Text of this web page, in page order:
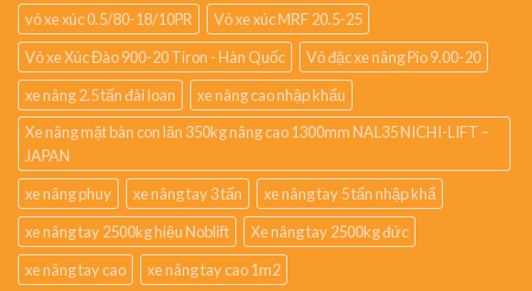
vỏ xe xúc 0.5/80-18/10PR
Vỏ xe xúc MRF 20.5-25
Vỏ xe Xúc Đào 900-20 Tiron - Hàn Quốc
Vỏ đặc xe nâng Pio 9.00-20
xe nâng 2.5 tấn đài loan
xe nâng cao nhập khẩu
Xe nâng mặt bàn con lăn 350kg nâng cao 1300mm NAL35 NICHI-LIFT –
JAPAN
xe nâng phuy
xe nâng tay 3 tấn
xe nâng tay 5 tấn nhập khẩ
xe nâng tay 2500kg hiệu Noblift
Xe nâng tay 2500kg đức
xe nâng tay cao
xe nâng tay cao 1m2